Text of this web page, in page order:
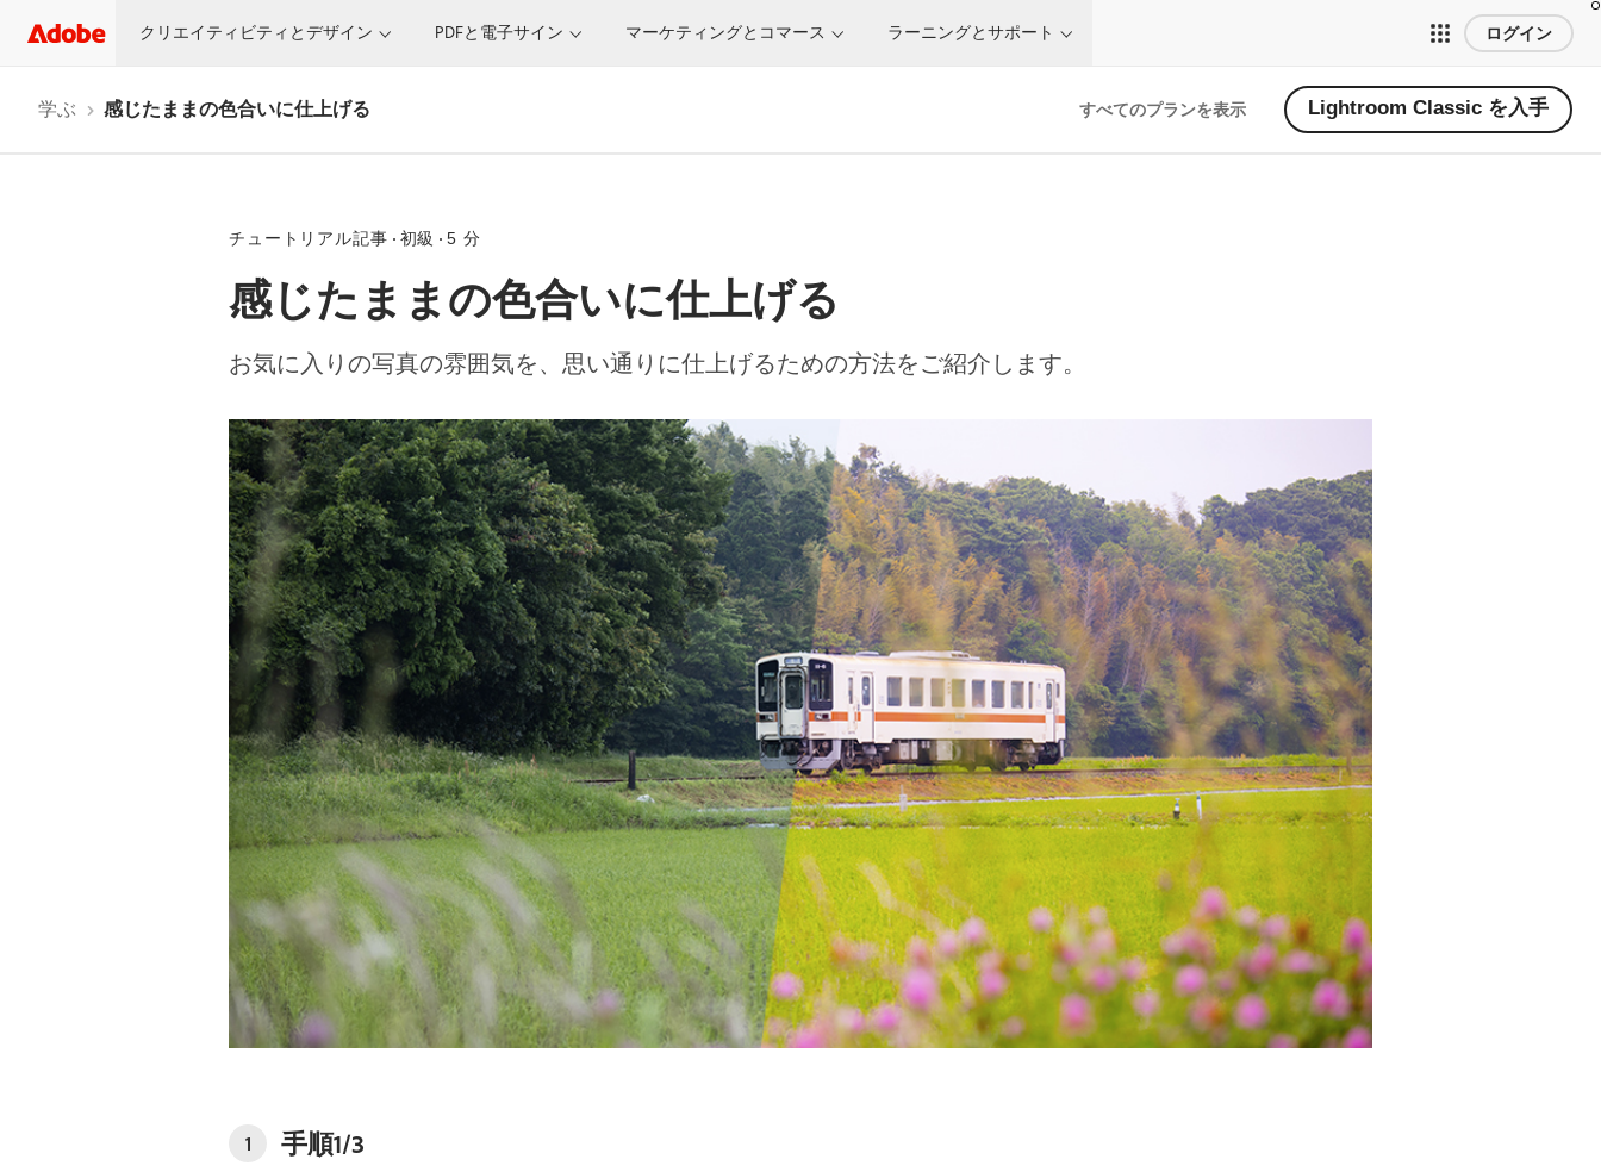
クリエイティビティとデザイン PDFと電子サイン マーケティングとコマース ラーニングとサポート ログイン
学ぶ 感じたままの色合いに仕上げる すべてのプランを表示 Lightroom Classic を入手
チュートリアル記事 初級 5 分
感じたままの色合いに仕上げる
お気に入りの写真の雰囲気を、思い通りに仕上げるための方法をご紹介します。
1 手順1/3